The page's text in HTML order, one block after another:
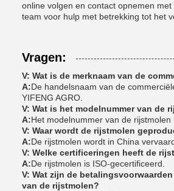
online volgen en contact opnemen
team voor hulp met betrekking tot het
Vragen:
V: Wat is de merknaam van de
A:De handelsnaam van de
YIFENG AGRO.
V: Wat is het modelnummer van de
A:Het modelnummer van de rijstmolen
V: Waar wordt de rijstmolen
A:De rijstmolen wordt in China
V: Welke certificeringen heeft de
A:De rijstmolen is ISO-gecertificeerd.
V: Wat zijn de
van de rijstmolen?